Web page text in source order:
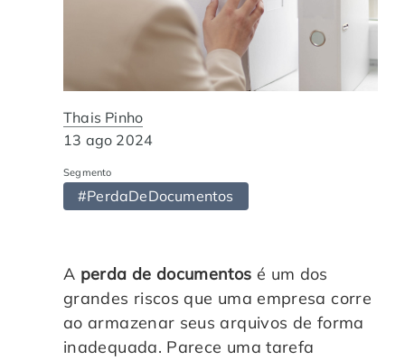
Automação de Processos
Educação Corporativa
Gerenciamento de NF-e
Adequação à LGPD
Auditoria de Processos
Transformação Digital
Hospitais e Clínicas
Instituições de Ensino
Departamento Pessoal
Departamento Financeiro
Cases de Sucesso
Blog
Trabalhe Conosco
O QUE NOS DIFERENCIA? DESCUBRA
Thais Pinho
13 ago 2024
Segmento
#PerdaDeDocumentos
A perda de documentos é um dos
grandes riscos que uma empresa corre
ao armazenar seus arquivos de forma
inadequada. Parece uma tarefa